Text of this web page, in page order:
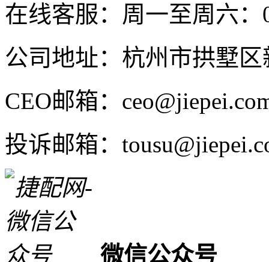
在线客服：周一至周六：
公司地址：杭州市拱墅
CEO邮箱：
投诉邮箱：
微信公众号